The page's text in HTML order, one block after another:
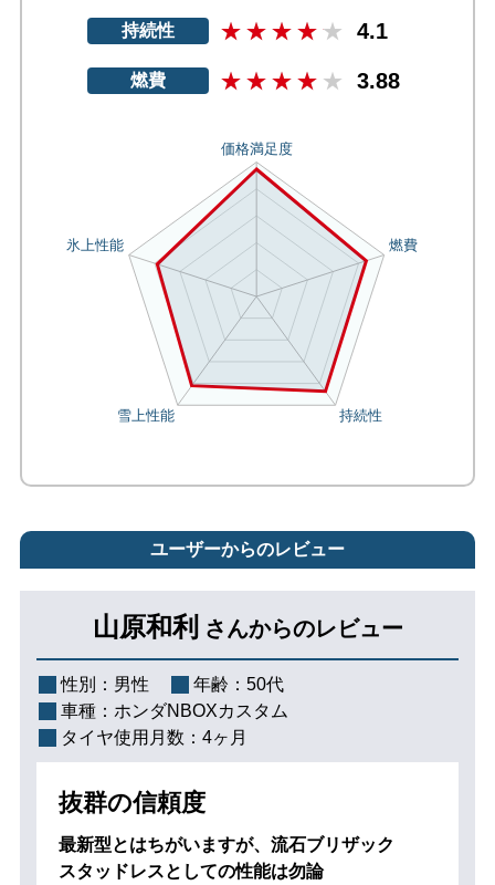
持続性 4.1
燃費 3.88
ユーザーからのレビュー
山原和利 さんからのレビュー
性別： 男性 年齢： 50代
車種： ホンダNBOXカスタム
タイヤ使用月数： 4ヶ月
抜群の信頼度
最新型とはちがいますが、流石ブリザック
スタッドレスとしての性能は勿論